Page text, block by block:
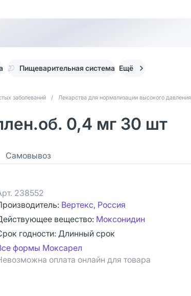
Пищеварительная система Ещё
заболеваний / Лекарства для нормализации высокого давления
0,4 мг 30 шт
Самовывоз
238552
Вертекс, Россия
вещество: Моксонидин
годности: Длинный срок
формы Моксарел
оплата онлайн для товара